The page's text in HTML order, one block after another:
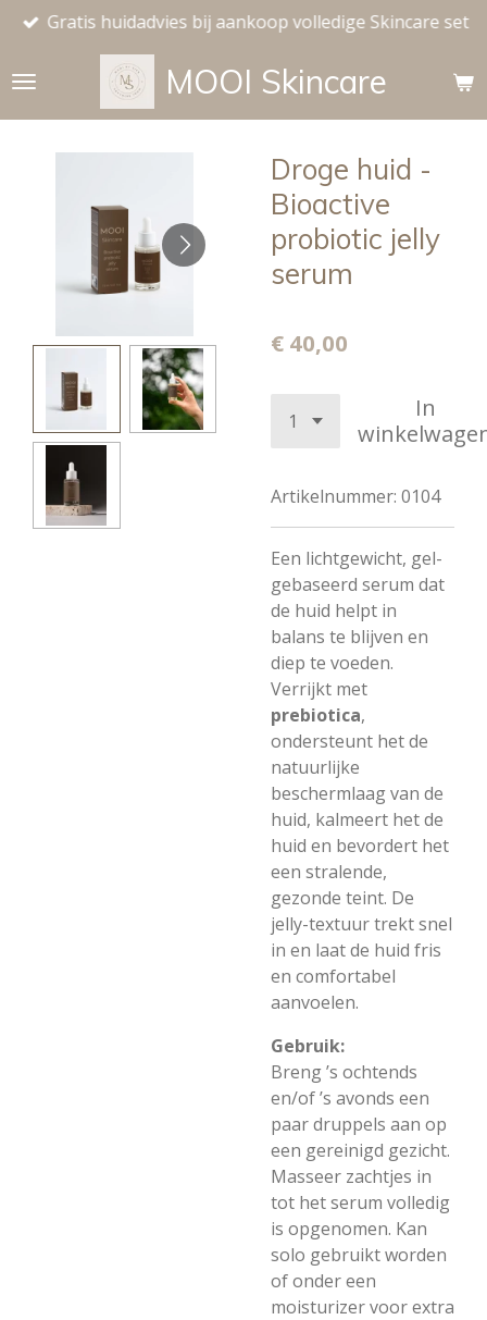
Ga
naar
MOOI Skincare
Gratis huidadvies bij aankoop volledige Skincare set
Droge huid -
Bioactive
probiotic jelly
serum
€ 40,00
In
Artikelnummer: 0104
Een lichtgewicht, gel-
gebaseerd serum dat
de huid helpt in
balans te blijven en
diep te voeden.
Verrijkt met
prebiotica,
ondersteunt het de
natuurlijke
beschermlaag van de
huid, kalmeert het de
huid en bevordert het
een stralende,
gezonde teint. De
jelly-textuur trekt snel
in en laat de huid fris
en comfortabel
aanvoelen.
Gebruik:
Breng ’s ochtends
en/of ’s avonds een
paar druppels aan op
een gereinigd gezicht.
Masseer zachtjes in
tot het serum volledig
is opgenomen. Kan
solo gebruikt worden
of onder een
moisturizer voor extra